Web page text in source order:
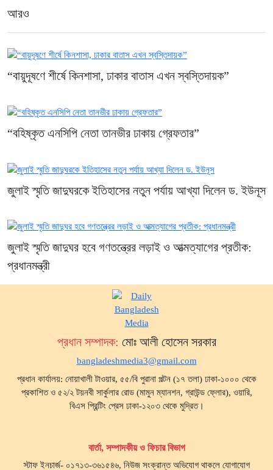
আরও
“বায়ুদূষণে শীর্ষে কিনশাসা, ঢাকার বাতাস এখন স্বস্তিদায়ক”
“বহিষ্কৃত এনসিপি নেতা তানভীর ঢাকায় গ্রেফতার”
জুলাই স্মৃতি জাদুঘরকে ইতিহাসের নতুন পর্যায় আখ্যা দিলেন ড. ইউনূস
জুলাই স্মৃতি জাদুঘর হবে গণতন্ত্রের লড়াই ও আত্মত্যাগের প্রতীক:
প্রধানমন্ত্রী
প্রধান সম্পাদক: মোঃ আলী হোসেন সরকার
bangladeshmedia3@gmail.com
প্রধান কার্যালয়: নোয়াখালী টাওয়ার, ৫৫/বি পুরানা পল্টন (১৭ তলা) ঢাকা-১০০০ থেকে
প্রকাশিত ও ৫২/২ টয়নবী সার্কুলার রোড (মামুন ম্যানশন, গ্রাউন্ড ফ্লোর), ওয়ারি,
বিএস প্রিন্টিং প্রেস ঢাকা-১২০৩ থেকে মুদ্রিত।
বার্তা, সম্পাদকীয় ও ফিচার বিভাগ
স্টাফ ইনচার্জ- ০১৭১৩-৩৬১৫৪৬, নিউজ সংক্রান্ত অভিযোগ থাকলে যোগাযোগ